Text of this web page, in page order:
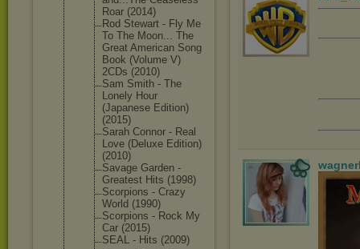
Roar (2014)
Rod Stewart - Fly Me
To The Moon... The
Great American Song
Book (Volume V)
2CDs (2010)
Sam Smith - The
Lonely Hour
(Japanese Edition)
(2015)
Sarah Connor - Real
Love (Deluxe Edition)
(2010)
Savage Garden -
Greatest Hits (1998)
Scorpions - Crazy
World (1990)
Scorpions - Rock My
Car (2015)
SEAL - Hits (2009)